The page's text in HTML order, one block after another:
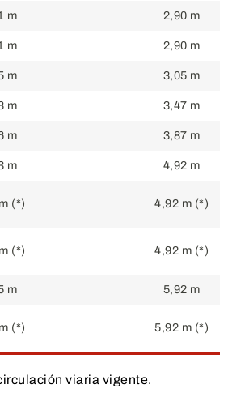
m 2,90 m
m 2,90 m
m 3,05 m
m 3,47 m
m 3,87 m
m 4,92 m
(*) 4,92 m (*)
(*) 4,92 m (*)
m 5,92 m
(*) 5,92 m (*)
viaria vigente.